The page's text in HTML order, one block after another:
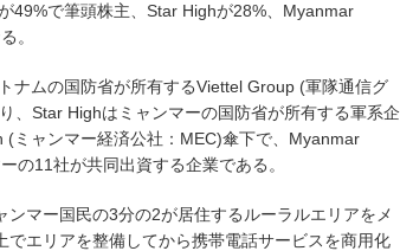
49%で筆頭株主、Star Highが28%、Myanmar
。
ナムの国防省が所有するViettel Group (軍隊通信グ
、Star Highはミャンマーの国防省が所有する軍系企
ミャンマー経済公社：MEC)傘下で、Myanmar
の11社が共同出資する企業である。
ンマー国民の3分の2が居住するルーラルエリアをメ
でエリアを整備してから携帯電話サービスを商用化